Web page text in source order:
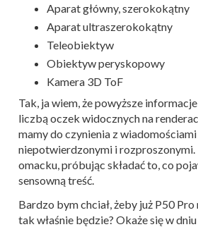
Aparat główny, szerokokątny
Aparat ultraszerokokątny
Teleobiektyw
Obiektyw peryskopowy
Kamera 3D ToF
Tak, ja wiem, że powyższe
liczbą oczek widocznych na
mamy do czynienia z
niepotwierdzonymi i rozproszonymi.
omacku, próbując składać to, co
sensowną treść.
Bardzo bym chciał, żeby już P50 Pro
tak właśnie będzie? Okaże się w